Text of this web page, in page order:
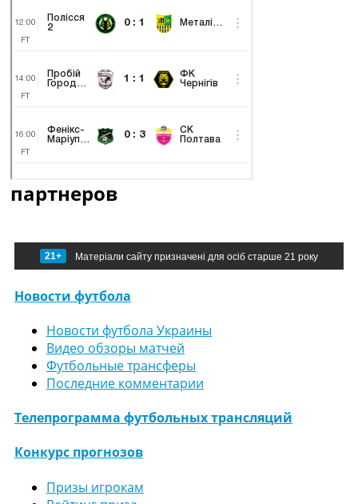
партнеров
21+ Матеріали сайту призначені для осіб старше 21 року
Новости футбола
Новости футбола Украины
Видео обзоры матчей
Футбольные трансферы
Последние комментарии
Телепрограмма футбольных трансляций
Конкурс прогнозов
Призы игрокам